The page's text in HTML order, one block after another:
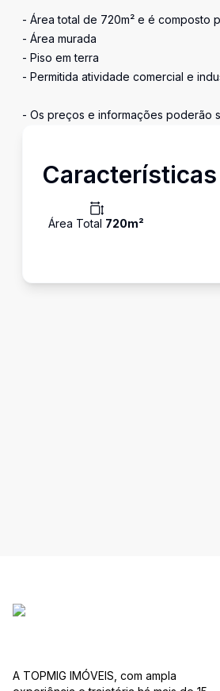
- Área total de 720m² e é composto
- Área murada
- Piso em terra
- Permitida atividade comercial e
- Os preços e informações poderão
Características
Área Total 720m²
A TOPMIG IMÓVEIS, com ampla